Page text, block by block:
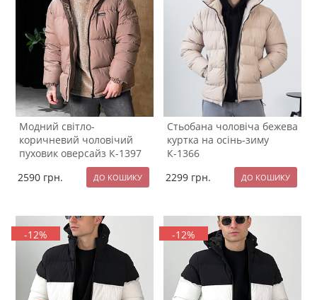
Модний світло-
коричневий чоловічий
пуховик оверсайз К-1397
2590 грн.
Стьобана чоловіча бежева
куртка на осінь-зиму
К-1366
2299 грн.
-12% -12%